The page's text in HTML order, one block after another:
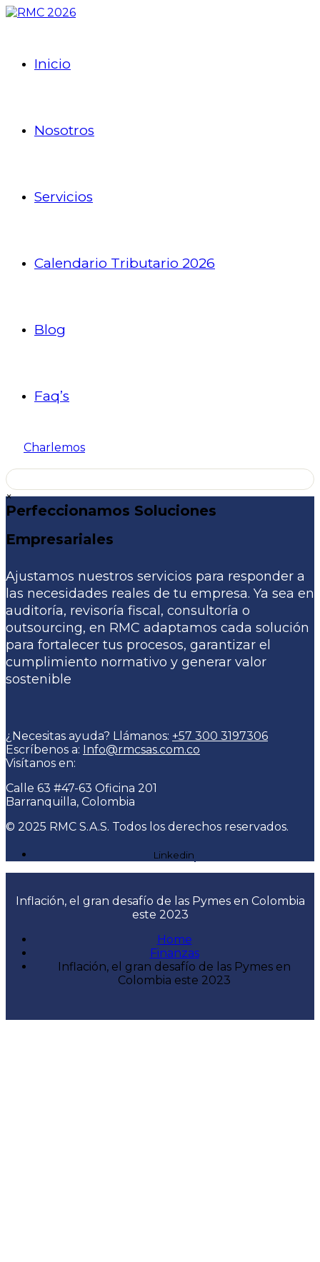
Inicio
Nosotros
Servicios
Calendario Tributario 2026
Blog
Faq’s
Charlemos
×
Perfeccionamos Soluciones
Empresariales
Ajustamos nuestros servicios para responder a
las necesidades reales de tu empresa. Ya sea en
auditoría, revisoría fiscal, consultoría o
outsourcing, en RMC adaptamos cada solución
para fortalecer tus procesos, garantizar el
cumplimiento normativo y generar valor
sostenible
¿Necesitas ayuda? Llámanos: +57 300 3197306
Escríbenos a: Info@rmcsas.com.co
Visítanos en:
Calle 63 #47-63 Oficina 201
Barranquilla, Colombia
© 2025 RMC S.A.S. Todos los derechos reservados.
Linkedin
Inflación, el gran desafío de las Pymes en Colombia
este 2023
Home
Finanzas
Inflación, el gran desafío de las Pymes en
Colombia este 2023